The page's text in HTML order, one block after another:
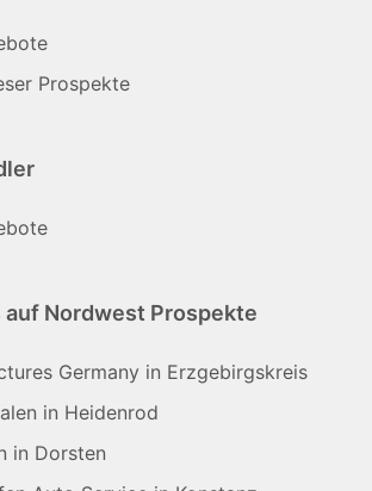
Prospekte
Nordwest Prospekte
Germany in Erzgebirgskreis
in Heidenrod
in Dorsten